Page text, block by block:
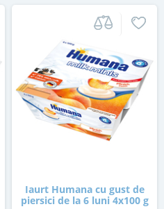
Iaurt Humana cu gust de
piersici de la 6 luni 4x100 g